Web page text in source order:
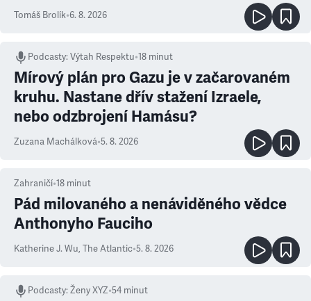
Tomáš Brolík•6. 8. 2026
Podcasty:Výtah Respektu•18 minut
Mírový plán pro Gazu je v začarovaném
kruhu. Nastane dřív stažení Izraele,
nebo odzbrojení Hamásu?
Zuzana Machálková•5. 8. 2026
Zahraničí•18 minut
Pád milovaného a nenáviděného vědce
Anthonyho Fauciho
Katherine J. Wu, The Atlantic•5. 8. 2026
Podcasty:Ženy XYZ•54 minut